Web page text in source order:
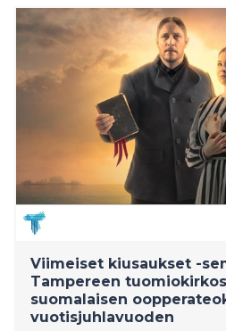
toinen luonto -sarjan
myös yleisön suosikki Osmo.
Viimeiset kiusaukset -
Tampereen
suomalaisen
vuotisjuhlavuoden